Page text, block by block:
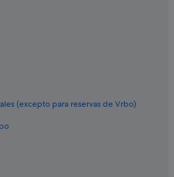
(excepto para reservas de Vrbo)